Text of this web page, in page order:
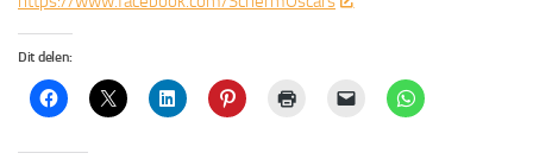
Dit delen: